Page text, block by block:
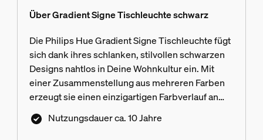
Über Gradient Signe Tischleuchte schwarz
Die Philips Hue Gradient Signe Tischleuchte fügt
sich dank ihres schlanken, stilvollen schwarzen
Designs nahtlos in Deine Wohnkultur ein. Mit
einer Zusammenstellung aus mehreren Farben
erzeugt sie einen einzigartigen Farbverlauf an
Deinen Wänden.
Nutzungsdauer ca. 10 Jahre